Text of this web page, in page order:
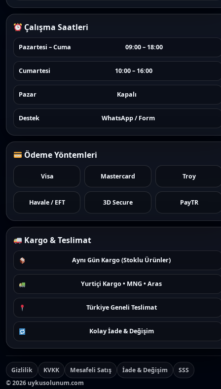
Çalışma Saatleri
Pazartesi – Cuma 09:00 – 18:00
Cumartesi 10:00 – 16:00
Pazar Kapalı
Destek WhatsApp / Form
Ödeme Yöntemleri
Visa Mastercard Troy
Havale / EFT 3D Secure PayTR
Kargo & Teslimat
Aynı Gün Kargo (Stoklu Ürünler)
Yurtiçi Kargo • MNG • Aras
Türkiye Geneli Teslimat
Kolay İade & Değişim
Gizlilik KVKK Mesafeli Satış İade & Değişim
SSS
©2026 uykusolunum.com